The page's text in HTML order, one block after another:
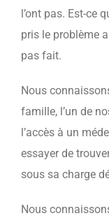
l’ont pas. Est-ce
pris le problème
pas fait.
Nous
famille, l’un de
l’accès à un
essayer de
sous sa charge
Nous